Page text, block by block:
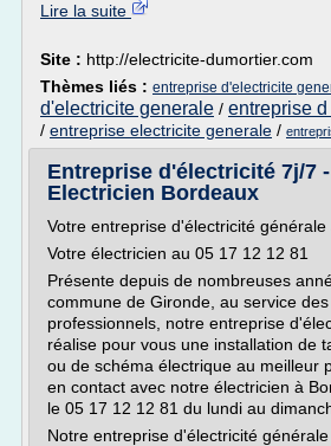
Lire la suite
Site : http://electricite-dumortier.com
Thèmes liés : entreprise d'electricite
d'electricite generale / entreprise d
/ entreprise electricite generale /
Entreprise d'électricité 7j/7
Electricien Bordeaux
Votre entreprise d'électricité
Votre électricien au 05 17 12 12 81
Présente depuis de nombreuses
commune de Gironde, au service
professionnels, notre entreprise
réalise pour vous une installation de
ou de schéma électrique au meilleur
en contact avec notre électricien à
le 05 17 12 12 81 du lundi au
Notre entreprise d'électricité